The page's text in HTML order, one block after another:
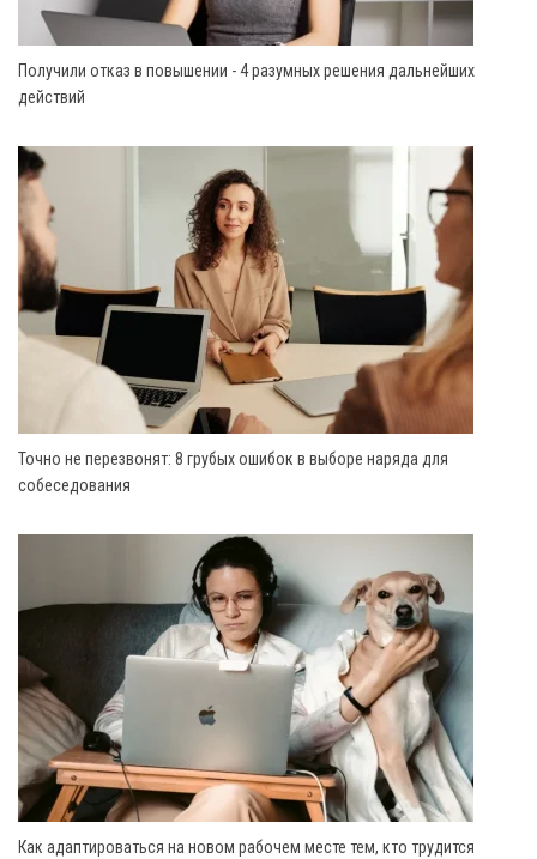
Получили отказ в повышении - 4 разумных решения дальнейших
действий
Точно не перезвонят: 8 грубых ошибок в выборе наряда для
собеседования
Как адаптироваться на новом рабочем месте тем, кто трудится